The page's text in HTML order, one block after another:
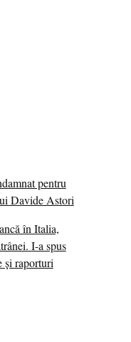
pentru
Davide Astori
în Italia,
I-a spus
și raporturi